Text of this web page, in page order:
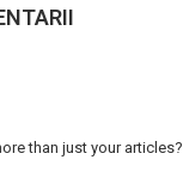
than just your articles?